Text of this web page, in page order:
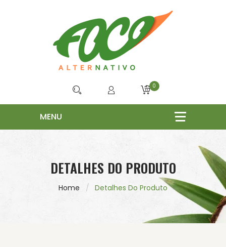
0
DETALHES DO PRODUTO
Home Detalhes Do Produto